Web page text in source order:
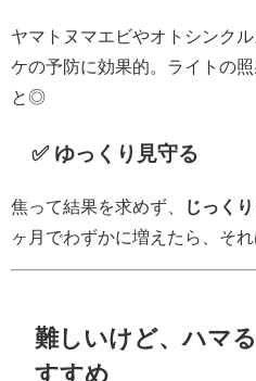
ヤマトヌマエビやオトシンク
ケの予防に効果的。ライトの
と◎
✅ ゆっくり見守る
焦って結果を求めず、 じっく
ヶ月でわずかに増えたら、それ
難しいけど、ハマ
すすめ